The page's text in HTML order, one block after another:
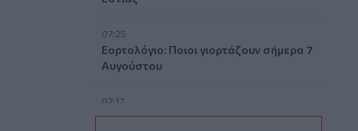
07:25
Εορτολόγιο: Ποιοι γιορτάζουν σήμερα 7
Αυγούστου
07:17
Νέο Διεθνές Αεροδρόμιο Ηρακλείου: